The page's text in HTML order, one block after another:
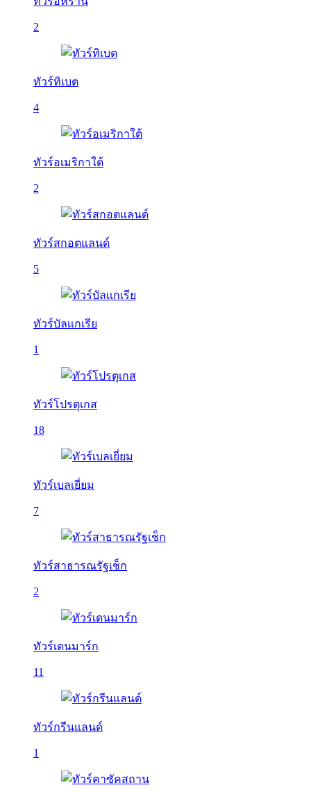
2
ทัวร์ทิเบต
4
ทัวร์อเมริกาใต้
2
ทัวร์สกอตแลนด์
5
ทัวร์บัลเเกเรีย
1
ทัวร์โปรตุเกส
18
ทัวร์เบลเยี่ยม
7
ทัวร์สาธารณรัฐเช็ก
2
ทัวร์เดนมาร์ก
11
ทัวร์กรีนแลนด์
1